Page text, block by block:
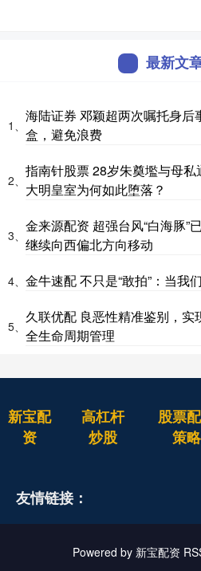
最新文
1、
海陆证券 邓颖超两次嘱托身后
盒，避免浪费
2、
指南针股票 28岁朱奠壏与母私
大明皇室为何如此堕落？
3、
金来源配资 超强台风“白海豚”
继续向西偏北方向移动
4、 金牛速配 不只是“敢拍”：当我
5、
久联优配 良恶性精准鉴别，实
全生命周期管理
新宝配
资
高杠杆
炒股
股票
策略
友情链接：
Powered by 新宝配资